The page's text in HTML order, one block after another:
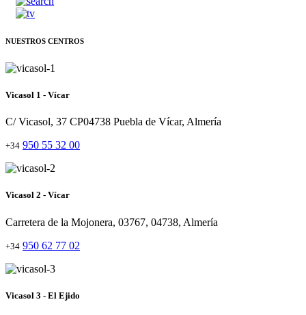
NUESTROS CENTROS
Vicasol 1 - Vícar
C/ Vicasol, 37 CP04738 Puebla de Vícar, Almería
+34 950 55 32 00
Vicasol 2 - Vícar
Carretera de la Mojonera, 03767, 04738, Almería
+34 950 62 77 02
Vicasol 3 - El Ejido